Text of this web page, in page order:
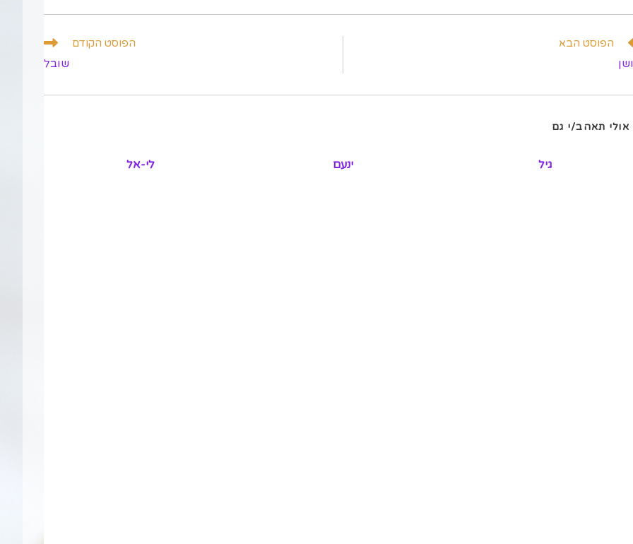
הפוסט הקודם
שובל
הפוסט הבא
אולי תאהב/י גם
לי-אל ינעם גיל